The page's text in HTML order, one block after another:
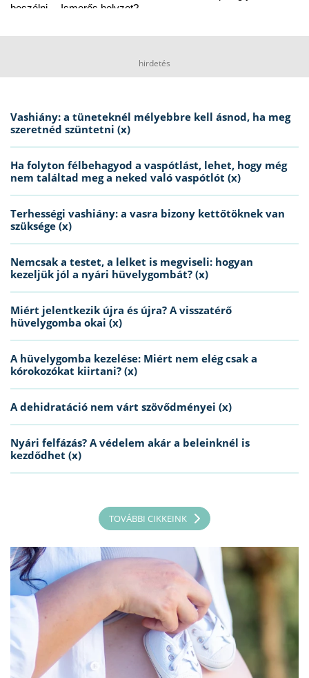
beszélni… Ismerős helyzet?
hirdetés
Vashiány: a tüneteknél mélyebbre kell ásnod, ha meg
szeretnéd szüntetni (x)
Ha folyton félbehagyod a vaspótlást, lehet, hogy még
nem találtad meg a neked való vaspótlót (x)
Terhességi vashiány: a vasra bizony kettőtöknek van
szüksége (x)
Nemcsak a testet, a lelket is megviseli: hogyan
kezeljük jól a nyári hüvelygombát? (x)
Miért jelentkezik újra és újra? A visszatérő
hüvelygomba okai (x)
A hüvelygomba kezelése: Miért nem elég csak a
kórokozókat kiirtani? (x)
A dehidratáció nem várt szövődményei (x)
Nyári felfázás? A védelem akár a beleinknél is
kezdődhet (x)
TOVÁBBI CIKKEINK